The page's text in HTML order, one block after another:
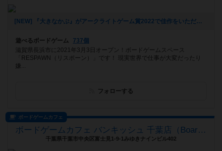
[NEW] 『大きなかぶ』がアークライトゲーム賞2022で佳作をいただきました！！（2022年07月20日 13時29分）
遊べるボードゲーム
737個
滋賀県長浜市に2021年3月3日オープン！ボードゲームスペース
「RESPAWN（リスポーン）」です！ 現実世界で仕事が大変だったり
嫌...
フォローする
ボードゲームカフェ
ボードゲームカフェ バンキッシュ 千葉店（BoardGameCafe VANQUiSH CHIBA）
千葉県千葉市中央区富士見1-9-1みゆきナインビル402